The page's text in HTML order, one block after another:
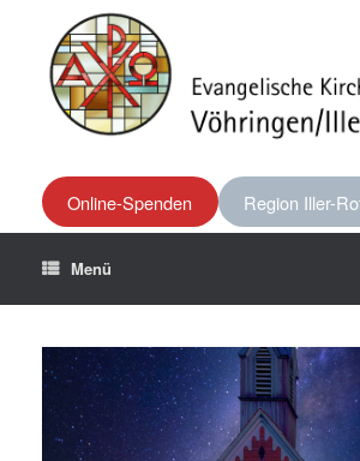
Online-Spenden Region Iller-
Menü